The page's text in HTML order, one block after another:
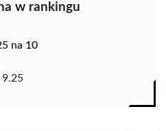
w rankingu
na 10
9.25